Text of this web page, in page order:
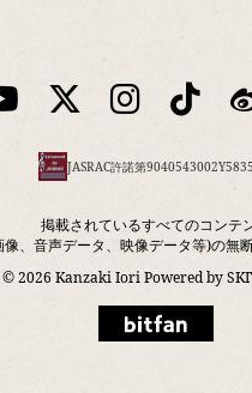
JASRAC許諾第
掲載されているすべてのコンテ
、音声データ、映像データ等)の無
© 2026 Kanzaki Iori Powered by